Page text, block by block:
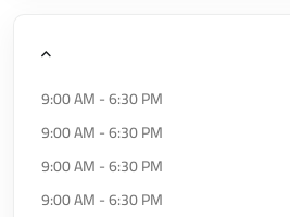
9:00 AM - 6:30 PM
9:00 AM - 6:30 PM
9:00 AM - 6:30 PM
9:00 AM - 6:30 PM